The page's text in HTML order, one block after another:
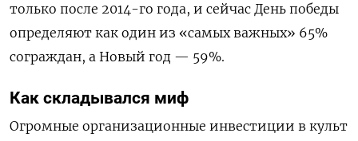
только после 2014-го года, и сейчас День победы
определяют как один из «самых важных» 65%
сограждан, а Новый год — 59%.
Как складывался миф
Огромные организационные инвестиции в культ